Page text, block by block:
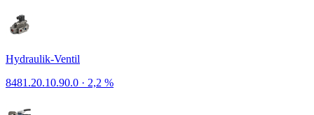
Hydraulik-Ventil
8481.20.10.90.0 · 2,2 %